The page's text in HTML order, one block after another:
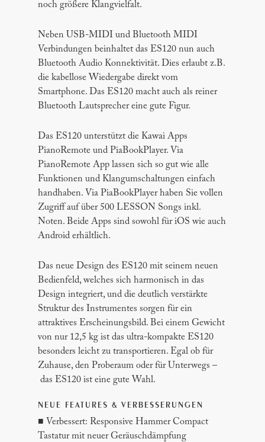
noch größere Klangvielfalt.
Neben USB-MIDI und Bluetooth MIDI
Verbindungen beinhaltet das ES120 nun auch
Bluetooth Audio Konnektivität. Dies erlaubt z.B.
die kabellose Wiedergabe direkt vom
Smartphone. Das ES120 macht auch als reiner
Bluetooth Lautsprecher eine gute Figur.
Das ES120 unterstützt die Kawai Apps
PianoRemote und PiaBookPlayer. Via
PianoRemote App lassen sich so gut wie alle
Funktionen und Klangumschaltungen einfach
handhaben. Via PiaBookPlayer haben Sie vollen
Zugriff auf über 500 LESSON Songs inkl.
Noten. Beide Apps sind sowohl für iOS wie auch
Android erhältlich.
Das neue Design des ES120 mit seinem neuen
Bedienfeld, welches sich harmonisch in das
Design integriert, und die deutlich verstärkte
Struktur des Instrumentes sorgen für ein
attraktives Erscheinungsbild. Bei einem Gewicht
von nur 12,5 kg ist das ultra-kompakte ES120
besonders leicht zu transportieren. Egal ob für
Zuhause, den Proberaum oder für Unterwegs –
das ES120 ist eine gute Wahl.
NEUE FEATURES & VERBESSERUNGEN
■ Verbessert: Responsive Hammer Compact
Tastatur mit neuer Geräuschdämpfung